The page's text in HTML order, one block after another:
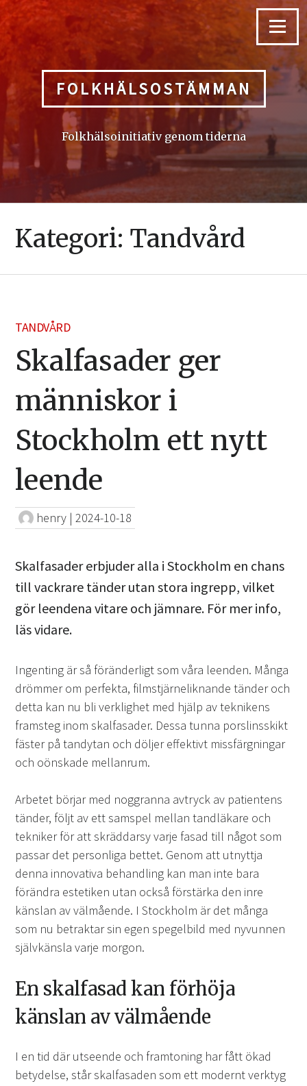
Skip
to
content
Menu
FOLKHÄLSOSTÄMMAN
Folkhälsoinitiativ genom tiderna
Kategori: Tandvård
TANDVÅRD
Skalfasader ger
människor i
Stockholm ett nytt
leende
henry |2024-10-18
Skalfasader erbjuder alla i Stockholm en chans
till vackrare tänder utan stora ingrepp, vilket
gör leendena vitare och jämnare. För mer info,
läs vidare.
Ingenting är så föränderligt som våra leenden. Många
drömmer om perfekta, filmstjärneliknande tänder och
detta kan nu bli verklighet med hjälp av teknikens
framsteg inom skalfasader. Dessa tunna porslinsskikt
fäster på tandytan och döljer effektivt missfärgningar
och oönskade mellanrum.
Arbetet börjar med noggranna avtryck av patientens
tänder, följt av ett samspel mellan tandläkare och
tekniker för att skräddarsy varje fasad till något som
passar det personliga bettet. Genom att utnyttja
denna innovativa behandling kan man inte bara
förändra estetiken utan också förstärka den inre
känslan av välmående. I Stockholm är det många
som nu betraktar sin egen spegelbild med nyvunnen
självkänsla varje morgon.
En skalfasad kan förhöja
känslan av välmående
I en tid där utseende och framtoning har fått ökad
betydelse, står skalfasaden som ett modernt verktyg